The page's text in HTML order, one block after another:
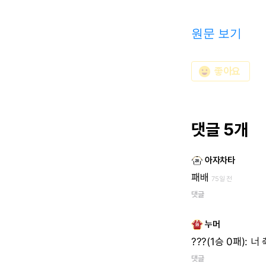
원문 보기
emoji_emotions 좋아요
댓글 5개
아자차타
패배 75일 전
댓글
누머
???(1승 0패): 너
댓글